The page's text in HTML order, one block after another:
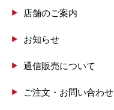
店舗のご案内
お知らせ
通信販売について
ご注文・お問い合わせ